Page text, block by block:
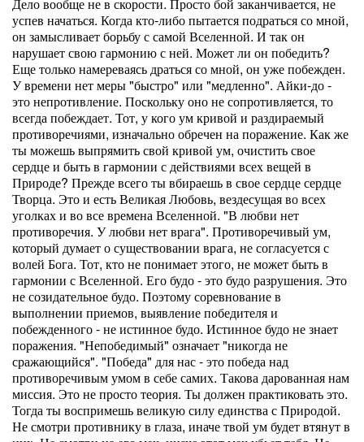
успев начаться. Когда кто-либо пытается подраться со мной,
он замысливает борьбу с самой Вселенной. И так он
нарушает свою гармонию с ней. Может ли он победить?
Еще только намереваясь драться со мной, он уже побежден.
У времени нет меры "быстро" или "медленно". Айки-до -
это непротивление. Поскольку оно не сопротивляется, то
всегда побеждает. Тот, у кого ум кривой и раздираемый
противоречиями, изначально обречен на поражение. Как же
ты можешь выпрямить свой кривой ум, очистить свое
сердце и быть в гармонии с действиями всех вещей в
Природе? Прежде всего ты вбираешь в свое сердце сердце
Творца. Это и есть Великая Любовь, вездесущая во всех
уголках и во все времена Вселенной. "В любви нет
противоречия. У любви нет врага". Противоречивый ум,
который думает о существовании врага, не согласуется с
волей Бога. Тот, кто не понимает этого, не может быть в
гармонии с Вселенной. Его будо - это будо разрушения. Это
не созидательное будо. Поэтому соревнование в
выполнении приемов, выявление победителя и
побежденного - не истинное будо. Истинное будо не знает
поражения. "Непобедимый" означает "никогда не
сражающийся". "Победа" для нас - это победа над
противоречивым умом в себе самих. Такова дарованная нам
миссия. Это не просто теория. Ты должен практиковать это.
Тогда ты воспримешь великую силу единства с Природой.
Не смотри противнику в глаза, иначе твой ум будет втянут в